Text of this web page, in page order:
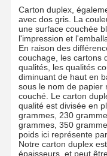
Les Affaires
Carton gris
Conseil duplex
Papier excentré
Papier de conseil
Carton duplex,
avec dos gris. La
une surface couchée
l'impression et
En raison des
couchage, les cartons
qualités, les qualités
diminuant de haut en
sous le nom de papier
couché. Le carton
qualité est divisée en
grammes, 230
grammes, 350
poids ici représente
Notre carton duplex
épaisseurs, et peut